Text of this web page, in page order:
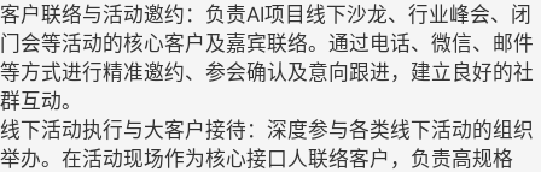
客户联络与活动邀约：负责AI项目线下沙龙、行业峰会、闭
门会等活动的核心客户及嘉宾联络。通过电话、微信、邮件
等方式进行精准邀约、参会确认及意向跟进，建立良好的社
群互动。
线下活动执行与大客户接待：深度参与各类线下活动的组织
举办。在活动现场作为核心接口人联络客户，负责高规格